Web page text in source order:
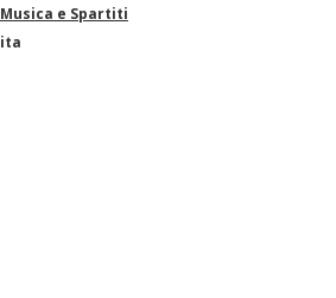
Musica e Spartiti
ita